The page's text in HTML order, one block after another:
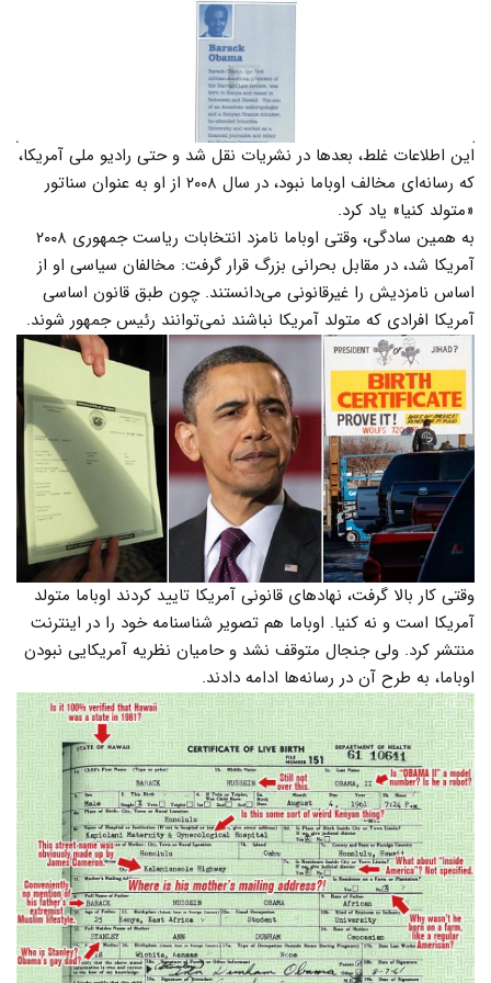
این اطلاعات غلط، بعدها در نشریات نقل شد و حتی رادیو ملی آمریکا،
که رسانه‌ای مخالف اوباما نبود، در سال ۲۰۰۸ از او به عنوان سناتور
«متولد کنیا» یاد کرد.
به همین سادگی، وقتی اوباما نامزد انتخابات ریاست جمهوری ۲۰۰۸
آمریکا شد، در مقابل بحرانی بزرگ قرار گرفت: مخالفان سیاسی او از
اساس نامزدیش را غیرقانونی می‌دانستند. چون طبق قانون اساسی
آمریکا افرادی که متولد آمریکا نباشند نمی‌توانند رئیس جمهور شوند.
وقتی کار بالا گرفت، نهادهای قانونی آمریکا تایید کردند اوباما متولد
آمریکا است و نه کنیا. اوباما هم تصویر شناسنامه خود را در اینترنت
منتشر کرد. ولی جنجال متوقف نشد و حامیان نظریه آمریکایی نبودن
اوباما، به طرح آن در رسانه‌ها ادامه دادند.